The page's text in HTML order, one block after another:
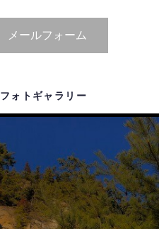
メールフォーム
フォトギャラリー